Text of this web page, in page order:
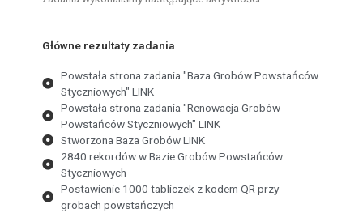
Główne rezultaty zadania
Powstała strona zadania "Baza Grobów Powstańców
Styczniowych" LINK
Powstała strona zadania "Renowacja Grobów
Powstańców Styczniowych" LINK
Stworzona Baza Grobów LINK
2840 rekordów w Bazie Grobów Powstańców
Styczniowych
Postawienie 1000 tabliczek z kodem QR przy
grobach powstańczych